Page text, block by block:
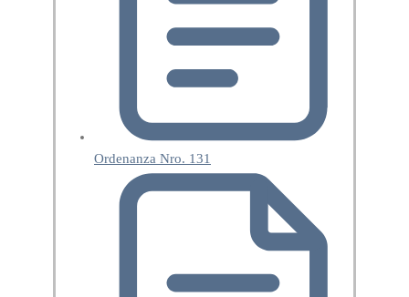
Ordenanza Nro. 131